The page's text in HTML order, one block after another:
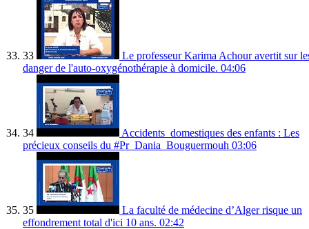
33
Le professeur Karima Achour avertit sur
danger de l'auto-oxygénothérapie à domicile. 04:06
34
Accidents_domestiques des enfants : Les
précieux conseils du #Pr_Dania_Bouguermouh 03:06
35
La faculté de médecine d’Alger risque un
effondrement total d'ici 10 ans. 02:42